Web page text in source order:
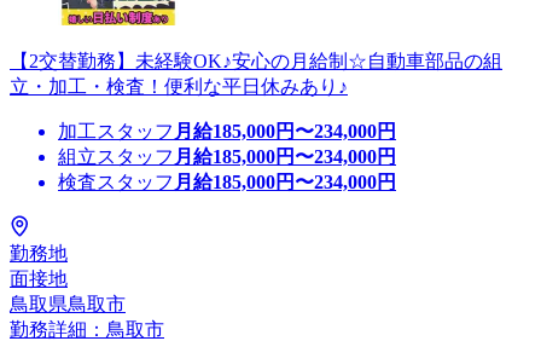
【2交替勤務】未経験OK♪安心の月給制☆自動車部品の組
立・加工・検査！便利な平日休みあり♪
加工スタッフ 月給185,000円〜234,000円
組立スタッフ 月給185,000円〜234,000円
検査スタッフ 月給185,000円〜234,000円
勤務地
面接地
鳥取県鳥取市
勤務詳細：鳥取市